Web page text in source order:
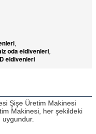
,
oda eldivenleri,
eldivenleri
Şişe Üretim Makinesi
Makinesi, her şekildeki